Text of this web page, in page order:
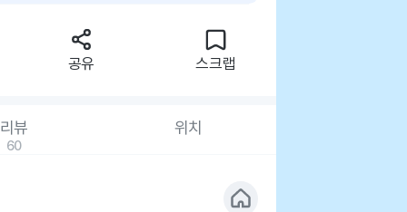
공유 스크랩
리뷰
60
위치